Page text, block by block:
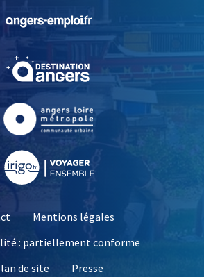
, Ouvre une nouvelle
, Ouvre une nouvelle
Mentions légales
: partiellement conforme
de site
Presse